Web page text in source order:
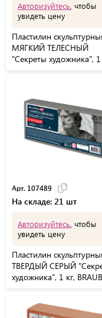
Авторизуйтесь , чтобы
увидеть цену
Пластилин
МЯГКИЙ ТЕЛЕСНЫЙ
"Секреты художника", 1
Арт. 107489
На складе: 21 шт
Авторизуйтесь , чтобы
увидеть цену
Пластилин
ТВЕРДЫЙ СЕРЫЙ
художника", 1 кг,